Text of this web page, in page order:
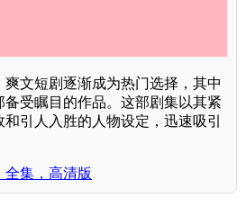
文短剧逐渐成为热门选择，其中
备受瞩目的作品。这部剧集以其紧
引人入胜的人物设定，迅速吸引
集，高清版